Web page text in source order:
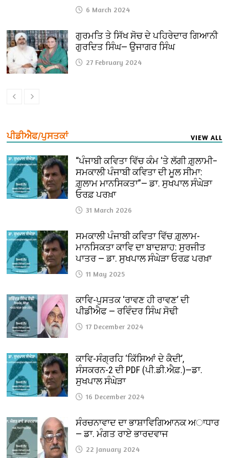
6 March 2024
ਗੁਰਮਤਿ ਤੇ ਸਿੱਖ ਸੋਚ ਦੇ ਪਹਿਰੇਦਾਰ ਗਿਆਨੀ
ਗੁਰਦਿਤ ਸਿੰਘ— ਉਜਾਗਰ ਸਿੰਘ
27 February 2024
ਪੀਡੀਐਫ/ਪੁਸਤਕਾਂ VIEW ALL
“ਪੰਜਾਬੀ ਕਵਿਤਾ ਵਿੱਚ ਕੰਮ ‘ਤੇ ਲੱਗੀ ਗ਼ੁਲਾਮੀ–
ਸਮਕਾਲੀ ਪੰਜਾਬੀ ਕਵਿਤਾ ਦੀ ਮੂਲ ਸੀਮਾ:
ਗ਼ੁਲਾਮ ਮਾਨਸਿਕਤਾ”— ਡਾ. ਸੁਖਪਾਲ ਸੰਘੇੜਾ
ਓਰਫ਼ ਪਰਖ਼ਾ
31 March 2026
ਸਮਕਾਲੀ ਪੰਜਾਬੀ ਕਵਿਤਾ ਵਿੱਚ ਗ਼ੁਲਾਮ-
ਮਾਨਸਿਕਤਾ ਕਾਵਿ ਦਾ ਬਾਦਸ਼ਾਹ: ਸੁਰਜੀਤ
ਪਾਤਰ — ਡਾ. ਸੁਖਪਾਲ ਸੰਘੇੜਾ ਓਰਫ਼ ਪਰਖ਼ਾ
11 May 2025
ਕਾਵਿ-ਪੁਸਤਕ ‘ਰਾਵਣ ਹੀ ਰਾਵਣ’ ਦੀ
ਪੀਡੀਐਫ — ਰਵਿੰਦਰ ਸਿੰਘ ਸੋਢੀ
17 December 2024
ਕਾਵਿ-ਸੰਗ੍ਰਹਿ ‘ਕਿੱਸਿਆਂ ਦੇ ਕੈਦੀ’,
ਸੰਸਕਰਨ-2 ਦੀ PDF (ਪੀ.ਡੀ.ਐਫ਼.)—ਡਾ.
ਸੁਖਪਾਲ ਸੰਘੇੜਾ
16 December 2024
ਸੰਰਚਨਾਵਾਦ ਦਾ ਭਾਸ਼ਾਵਿਗਿਆਨਕ ਅਾਧਾਰ
— ਡਾ. ਮੰਗਤ ਰਾਏ ਭਾਰਦਵਾਜ
22 January 2024